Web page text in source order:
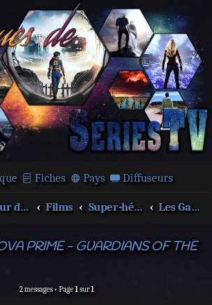
Fiches Pays Diffuseurs
Autour des films et séries Films Super-héros Les Gardiens de la Galaxie
PRIME - GUARDIANS OF THE
2 messages • Page1sur1